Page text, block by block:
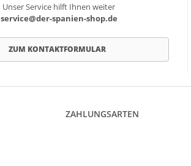
Unser Service hilft Ihnen weiter
service@der-spanien-shop.de
ZUM KONTAKTFORMULAR
ZAHLUNGSARTEN